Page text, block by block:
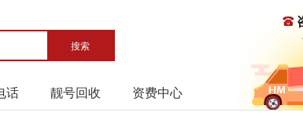
话 靓号回收 资费中心